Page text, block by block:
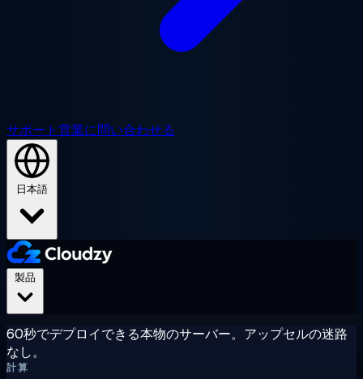
サポート営業に問い合わせる
日本語
60秒でデプロイできる本物のサーバー。アップセルの迷路
なし。
計算